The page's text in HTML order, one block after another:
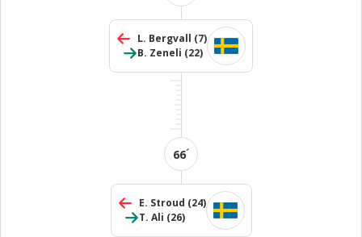
L. Bergvall (7)
B. Zeneli (22)
66´
E. Stroud (24)
T. Ali (26)